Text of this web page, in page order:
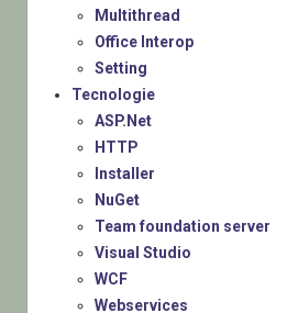
Multithread
Office Interop
Setting
Tecnologie
ASP.Net
HTTP
Installer
NuGet
Team foundation server
Visual Studio
WCF
Webservices